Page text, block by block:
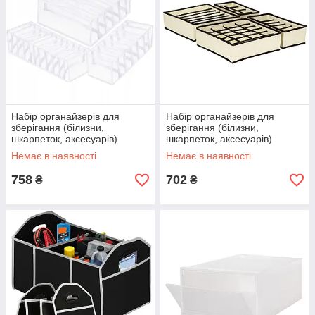
Набір органайзерів для
зберігання (білизни,
шкарпеток, аксесуарів)
Springos HA3114
Немає в наявності
758 ₴
Набір органайзерів для
зберігання (білизни,
шкарпеток, аксесуарів)
Springos HA3023
Немає в наявності
702 ₴